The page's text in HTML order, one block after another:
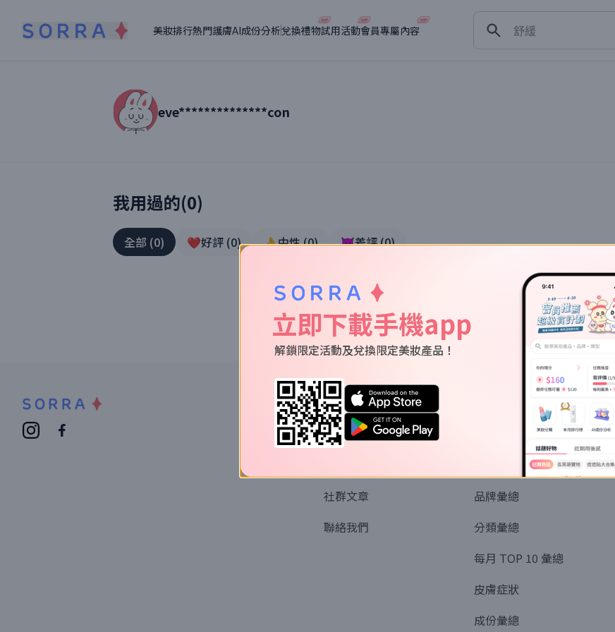
美妝排行熱門護膚AI成份分析兌換禮物試用活動會員專屬內容
舒緩
讀者【eve**************con 】美妝真實體驗
eve**************con
我用過的(0)
全部 (0) ❤️好評 (0) 👌中性(0) 👿差評(0)
關於我們
認識SORRA
社群文章
聯絡我們
品牌彙總
分類彙總
每月 TOP 10 彙總
皮膚症狀
成份彙總
立即下載手機app
解鎖限定活動及兌換限定美妝產品！